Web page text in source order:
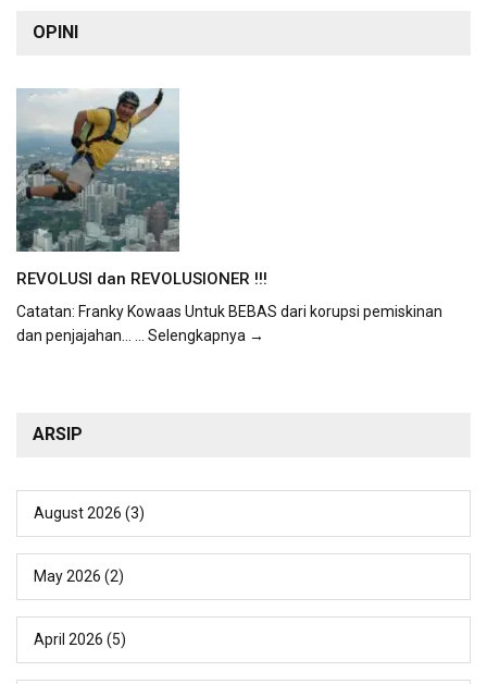
OPINI
REVOLUSI dan REVOLUSIONER !!!
Catatan: Franky Kowaas Untuk BEBAS dari korupsi pemiskinan
dan penjajahan...
... Selengkapnya →
ARSIP
August 2026 (3)
May 2026 (2)
April 2026 (5)